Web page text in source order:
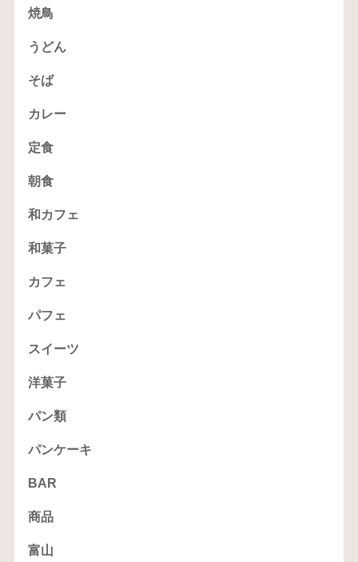
焼鳥
うどん
そば
カレー
定食
朝食
和カフェ
和菓子
カフェ
パフェ
スイーツ
洋菓子
パン類
パンケーキ
BAR
商品
富山